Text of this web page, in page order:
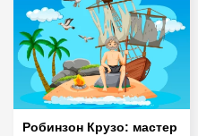
Робинзон Крузо: мастер